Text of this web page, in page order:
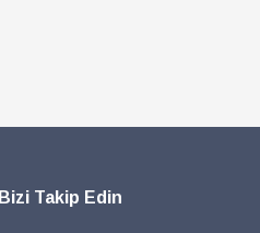
Bizi Takip Edin